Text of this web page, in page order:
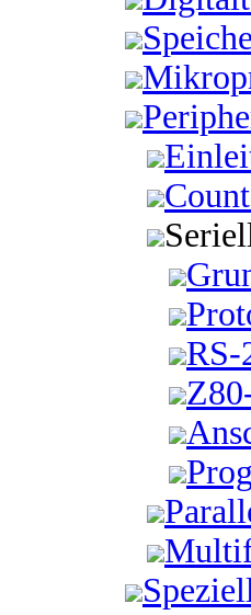
RS-